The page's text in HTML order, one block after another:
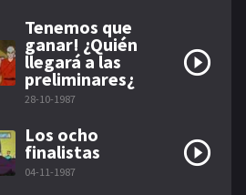
Tenemos que
ganar! ¿Quién
llegará a las
preliminares¿
28-10-1987
Los ocho
finalistas
04-11-1987